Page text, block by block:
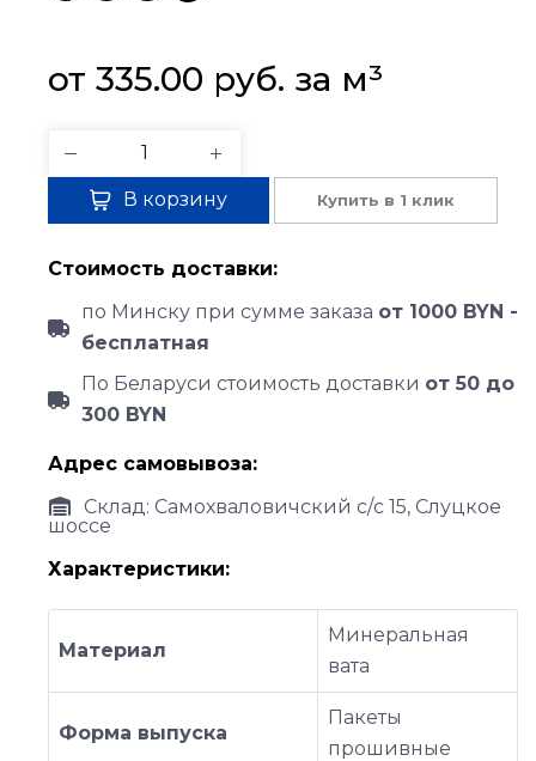
от 335.00 руб. за м³
В корзину Купить в 1 клик
Стоимость доставки:
по Минску при сумме заказа от 1000 BYN -
бесплатная
По Беларуси стоимость доставки от 50 до
300 BYN
Адрес самовывоза:
Склад: Самохваловичский с/с 15, Слуцкое
шоссе
Характеристики:
Материал
Минеральная
вата
Форма выпуска
Пакеты
прошивные